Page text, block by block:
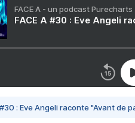
FACE A - un podcast Purecharts
FACE A #30 : Eve Angeli
#30 : Eve Angeli raconte "Avant de